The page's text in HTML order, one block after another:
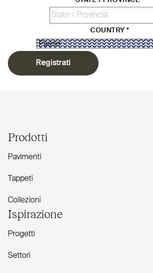
COUNTRY*
Registrati
Prodotti
Pavimenti
Tappeti
Collezioni
Ispirazione
Progetti
Settori